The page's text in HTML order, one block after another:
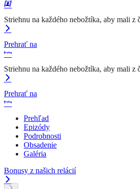
Striehnu na každého nebožtíka, aby mali z
Prehrať na
Striehnu na každého nebožtíka, aby mali z
Prehrať na
Prehľad
Epizódy
Podrobnosti
Obsadenie
Galéria
Bonusy z našich relácií